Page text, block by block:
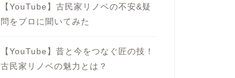
【YouTube】古民家リノベの不安&疑
問をプロに聞いてみた
【YouTube】昔と今をつなぐ匠の技！
古民家リノベの魅力とは？